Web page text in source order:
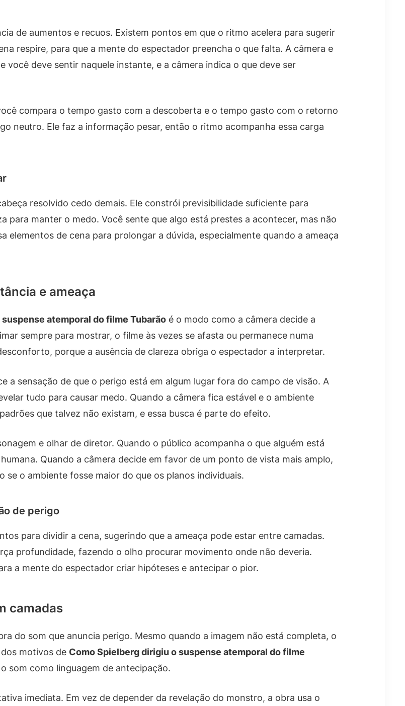
de aumentos e recuos. Existem pontos em que o ritmo acelera para sugerir
respire, para que a mente do espectador preencha o que falta. A câmera e
você deve sentir naquele instante, e a câmera indica o que deve ser
compara o tempo gasto com a descoberta e o tempo gasto com o retorno
neutro. Ele faz a informação pesar, então o ritmo acompanha essa carga
resolvido cedo demais. Ele constrói previsibilidade suficiente para
para manter o medo. Você sente que algo está prestes a acontecer, mas não
elementos de cena para prolongar a dúvida, especialmente quando a ameaça
e ameaça
atemporal do filme Tubarão é o modo como a câmera decide a
sempre para mostrar, o filme às vezes se afasta ou permanece numa
porque a ausência de clareza obriga o espectador a interpretar.
a sensação de que o perigo está em algum lugar fora do campo de visão. A
tudo para causar medo. Quando a câmera fica estável e o ambiente
que talvez não existam, e essa busca é parte do efeito.
e olhar de diretor. Quando o público acompanha o que alguém está
Quando a câmera decide em favor de um ponto de vista mais amplo,
se o ambiente fosse maior do que os planos individuais.
de perigo
para dividir a cena, sugerindo que a ameaça pode estar entre camadas.
profundidade, fazendo o olho procurar movimento onde não deveria.
a mente do espectador criar hipóteses e antecipar o pior.
camadas
do som que anuncia perigo. Mesmo quando a imagem não está completa, o
motivos de Como Spielberg dirigiu o suspense atemporal do filme
som como linguagem de antecipação.
imediata. Em vez de depender da revelação do monstro, a obra usa o